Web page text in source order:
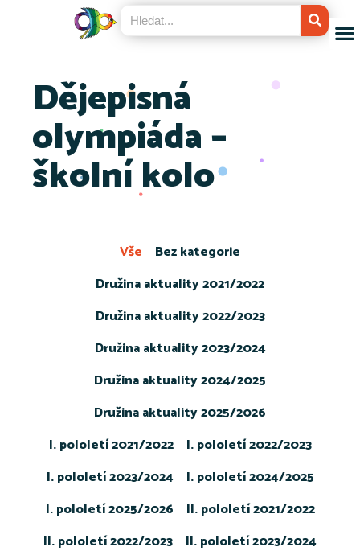
Dějepisná
olympiáda –
školní kolo
Bez kategorie
Družina aktuality 2021/2022
Družina aktuality 2022/2023
Družina aktuality 2023/2024
Družina aktuality 2024/2025
Družina aktuality 2025/2026
I. pololetí 2021/2022
I. pololetí 2022/2023
I. pololetí 2023/2024
I. pololetí 2024/2025
I. pololetí 2025/2026
II. pololetí 2021/2022
II. pololetí 2022/2023
II. pololetí 2023/2024
Vše